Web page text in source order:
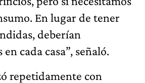
En lugar de tener
deberían
cada casa”, señaló.
repetidamente con